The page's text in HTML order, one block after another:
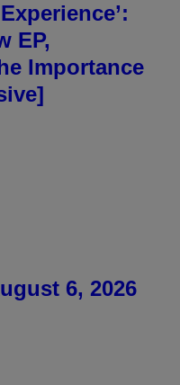
EP,
Importance
6, 2026